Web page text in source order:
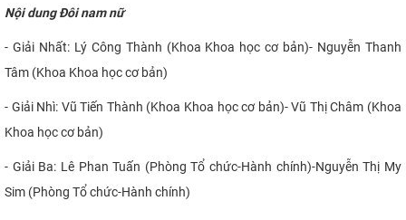
Nội dung Đôi nam nữ
- Giải Nhất: Lý Công Thành (Khoa Khoa học cơ bản)- Nguyễn Thanh
Tâm (Khoa Khoa học cơ bản)
- Giải Nhì: Vũ Tiến Thành (Khoa Khoa học cơ bản)- Vũ Thị Châm (Khoa
Khoa học cơ bản)
- Giải Ba: Lê Phan Tuấn (Phòng Tổ chức-Hành chính)-Nguyễn Thị My
Sim (Phòng Tổ chức-Hành chính)